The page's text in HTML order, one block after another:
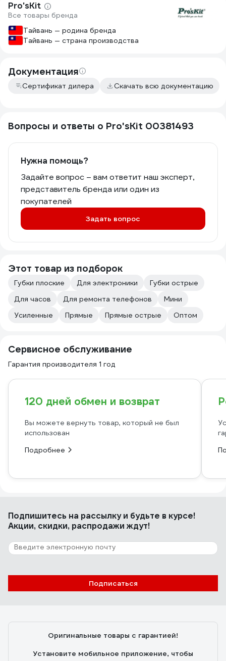
Pro'sKit
Все товары бренда
Тайвань — родина бренда
Тайвань — страна производства
Документация
Сертификат дилера Скачать всю документацию
Вопросы и ответы о Pro'sKit 00381493
Нужна помощь?
Задайте вопрос – вам ответит наш эксперт,
представитель бренда или один из
покупателей
Задать вопрос
Этот товар из подборок
Губки плоские Для электроники
Губки острые
Для часов
Для ремонта телефонов
Мини
Усиленные
Прямые Прямые острые Оптом
Сервисное обслуживание
Гарантия производителя 1 год
120 дней обмен и возврат
Вы можете вернуть товар, который не был
использован
Подробнее
Подпишитесь на рассылкуи будьте в курсе!
Акции, скидки, распродажи ждут!
Подписаться
Оригинальные товары с гарантией!
Установите мобильное приложение, чтобы